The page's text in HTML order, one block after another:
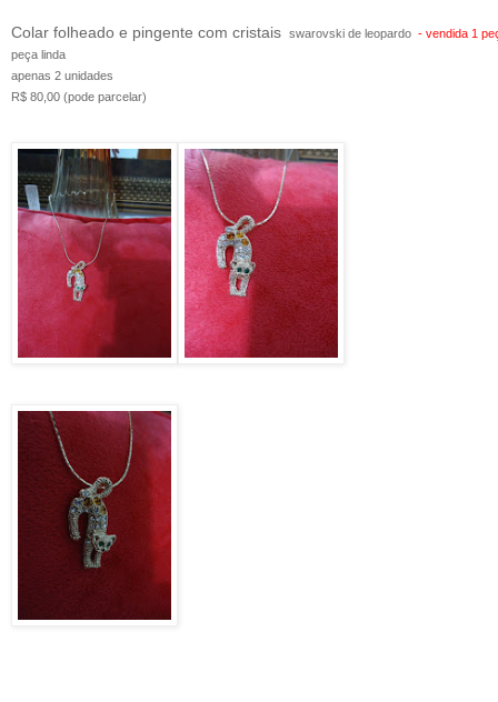
Colar folheado e pingente com cristais swarovski de leopardo - vendida 1
peça linda
apenas 2 unidades
R$ 80,00 (pode parcelar)